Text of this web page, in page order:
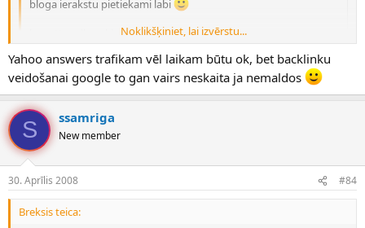
bloga ierakstu pietiekami labi
http://readbreakingnews.com/
Kā Jums liekas...?
Noklikšķiniet, lai izvērstu...
biju uzsācis šo pašu ideju
http://lasthotnews.blogspot.com/
priekš trafika uz katru ziņu liku postu Yahoo Answeros, bet kaut kā
neaizgāja, pagaidām jāpabeidz tūningot mans Amero, tad
atgriezīšos pie ziņām,
kur tu ņem trafiku?
Noklikšķiniet, lai izvērstu...
Yahoo answers trafikam vēl laikam būtu ok, bet backlinku
veidošanai google to gan vairs neskaita ja nemaldos
S ssamriga
New member
30. Aprīlis 2008 #84
Breksis teica: